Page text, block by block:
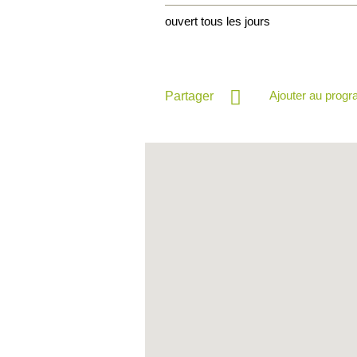
ouvert tous les jours
Partager Ajouter au